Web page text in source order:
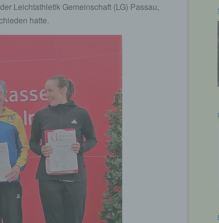
Leichtathletik Gemeinschaft (LG) Passau,
hatte.
Daten, die darin besteht, dass diese
Aspekte, die sich auf eine natürliche Person beziehen,
insbesondere, um Aspekte bezüglich Arbeitsleistung,
Lage, Gesundheit, persönlicher Vorlieben, Interessen,
Verhalten, Aufenthaltsort oder Ortswechsel dieser
Person zu analysieren oder vorherzusagen.
ist die Verarbeitung personenbezogener Daten
Weise, auf welche die personenbezogenen Daten ohne
zusätzlicher Informationen nicht mehr einer
betroffenen Person zugeordnet werden können, sofern
Informationen gesondert aufbewahrt werden und
und organisatorischen Maßnahmen unterliegen, die